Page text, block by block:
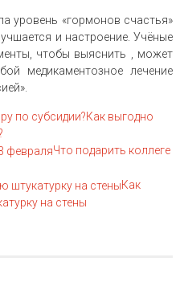
уровень «гормонов счастья»
и настроение. Учёные
чтобы выяснить , может
медикаментозное лечение
Как выгодно
Что подарить коллеге
Как
на стены